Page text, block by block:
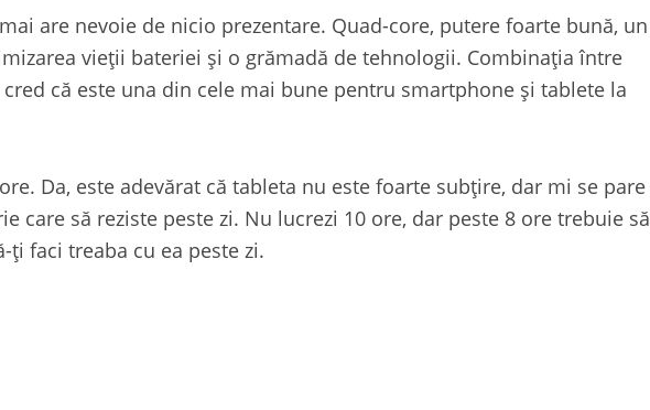
are nevoie de nicio prezentare. Quad-core, putere foarte bună, un
vieții bateriei și o grămadă de tehnologii. Combinația între
că este una din cele mai bune pentru smartphone și tablete la
Da, este adevărat că tableta nu este foarte subțire, dar mi se pare
care să reziste peste zi. Nu lucrezi 10 ore, dar peste 8 ore trebuie să
ți faci treaba cu ea peste zi.